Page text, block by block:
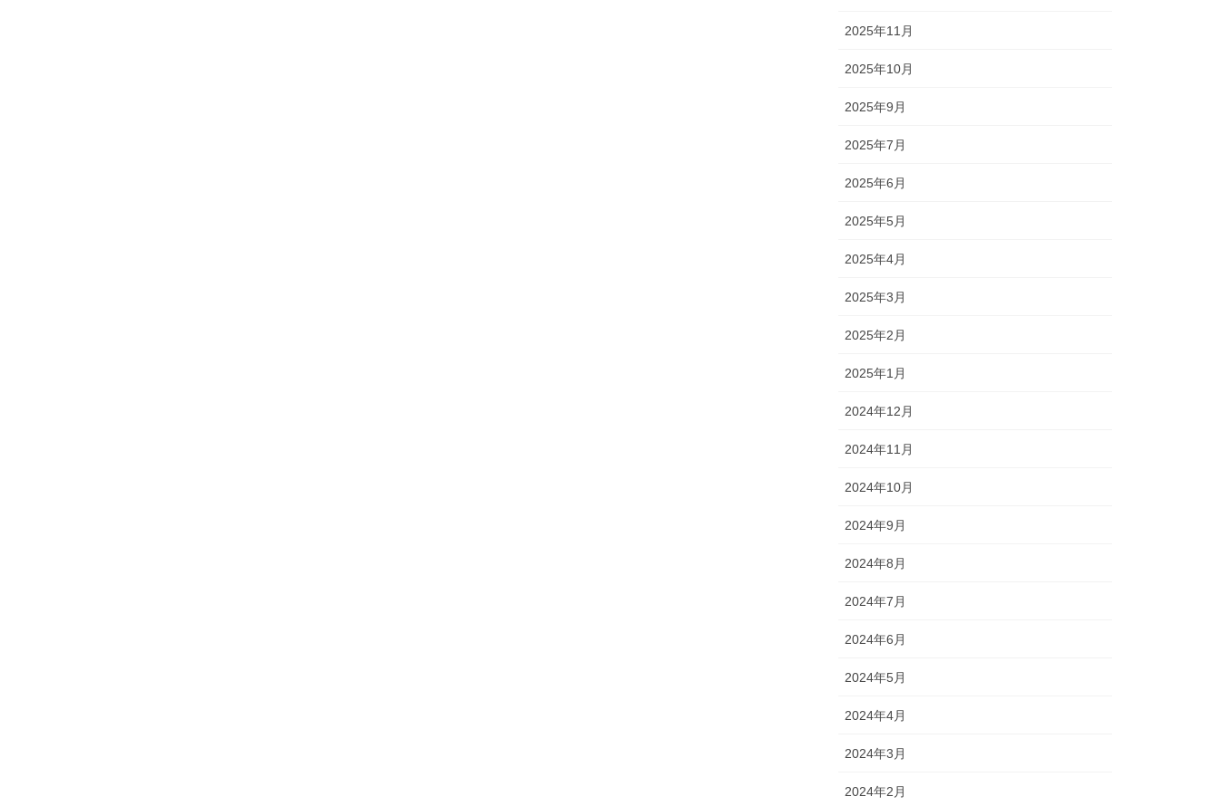
2025年11月
2025年10月
2025年9月
2025年7月
2025年6月
2025年5月
2025年4月
2025年3月
2025年2月
2025年1月
2024年12月
2024年11月
2024年10月
2024年9月
2024年8月
2024年7月
2024年6月
2024年5月
2024年4月
2024年3月
2024年2月